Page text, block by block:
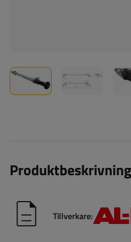
Produktbeskrivning
Tillverkare: